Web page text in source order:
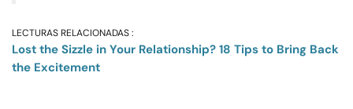
LECTURAS RELACIONADAS :
Lost the Sizzle in Your Relationship? 18 Tips to Bring Back
the Excitement